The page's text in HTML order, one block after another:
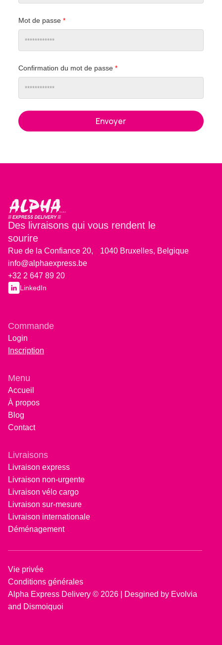
Mot de passe *
Confirmation du mot de passe *
Des livraisons qui vous rendent le
sourire
Rue de la Confiance 20, 1040 Bruxelles, Belgique
info@alphaexpress.be
+32 2 647 89 20
LinkedIn
Commande
Login
Inscription
Menu
Accueil
À propos
Blog
Contact
Livraisons
Livraison express
Livraison non-urgente
Livraison vélo cargo
Livraison sur-mesure
Livraison internationale
Déménagement
Vie privée
Conditions générales
Alpha Express Delivery © 2026 | Desgined by Evolvia
and Dismoiquoi